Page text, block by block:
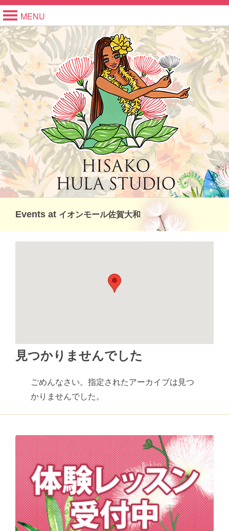
MENU
Events at イオンモール佐賀大和
見つかりませんでした
ごめんなさい。指定されたアーカイブは見つ
かりませんでした。